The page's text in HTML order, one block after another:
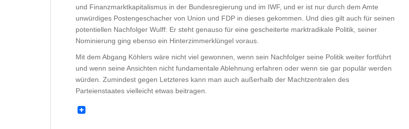
und Finanzmarktkapitalismus in der Bundesregierung und im IWF, und er ist nur durch dem Amte
unwürdiges Postengeschacher von Union und FDP in dieses gekommen. Und dies gilt auch für seinen
potentiellen Nachfolger Wulff: Er steht genauso für eine gescheiterte marktradikale Politik, seiner
Nominierung ging ebenso ein Hinterzimmerklüngel voraus.
Mit dem Abgang Köhlers wäre nicht viel gewonnen, wenn sein Nachfolger seine Politik weiter fortführt
und wenn seine Ansichten nicht fundamentale Ablehnung erfahren oder wenn sie gar populär werden
würden. Zumindest gegen Letzteres kann man auch außerhalb der Machtzentralen des
Parteienstaates vielleicht etwas beitragen.